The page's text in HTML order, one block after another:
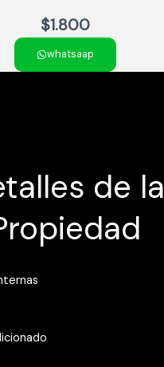
$1.800
whatsaap
de la